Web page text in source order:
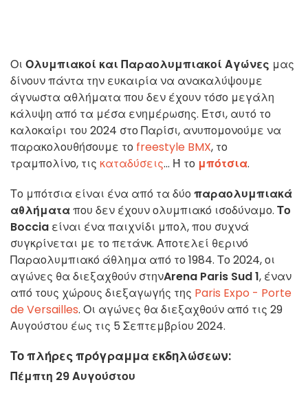
Οι Ολυμπιακοί και Παραολυμπιακοί Αγώνες μας
δίνουν πάντα την ευκαιρία να ανακαλύψουμε
άγνωστα αθλήματα που δεν έχουν τόσο μεγάλη
κάλυψη από τα μέσα ενημέρωσης. Έτσι, αυτό το
καλοκαίρι του 2024 στο Παρίσι, ανυπομονούμε να
παρακολουθήσουμε το freestyle BMX, το
τραμπολίνο, τις καταδύσεις... Ή το μπότσια.
Το μπότσια είναι ένα από τα δύοπαραολυμπιακά
αθλήματαπου δεν έχουν ολυμπιακό ισοδύναμο. Το
Boccia είναι ένα παιχνίδι μπολ, που συχνά
συγκρίνεται με το πετάνκ. Αποτελεί θερινό
Παραολυμπιακό άθλημα από το 1984. Το 2024, οι
αγώνες θα διεξαχθούν στηνArena Paris Sud 1, έναν
από τους χώρους διεξαγωγής της Paris Expo - Porte
de Versailles. Οι αγώνες θα διεξαχθούν από τις 29
Αυγούστου έως τις 5 Σεπτεμβρίου 2024.
Το πλήρες πρόγραμμα εκδηλώσεων:
Πέμπτη 29 Αυγούστου